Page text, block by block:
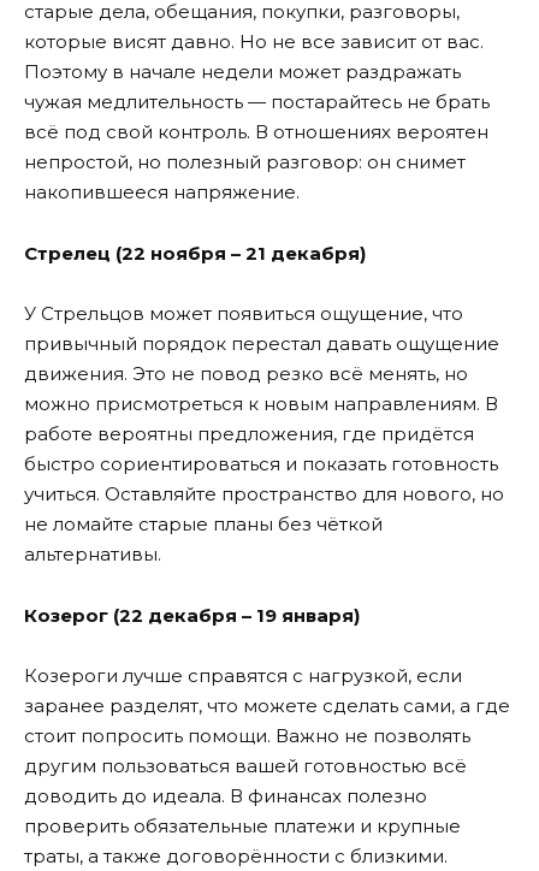
старые дела, обещания, покупки, разговоры,
которые висят давно. Но не все зависит от вас.
Поэтому в начале недели может раздражать
чужая медлительность — постарайтесь не брать
всё под свой контроль. В отношениях вероятен
непростой, но полезный разговор: он снимет
накопившееся напряжение.
Стрелец (22 ноября – 21 декабря)
У Стрельцов может появиться ощущение, что
привычный порядок перестал давать ощущение
движения. Это не повод резко всё менять, но
можно присмотреться к новым направлениям. В
работе вероятны предложения, где придётся
быстро сориентироваться и показать готовность
учиться. Оставляйте пространство для нового, но
не ломайте старые планы без чёткой
альтернативы.
Козерог (22 декабря – 19 января)
Козероги лучше справятся с нагрузкой, если
заранее разделят, что можете сделать сами, а где
стоит попросить помощи. Важно не позволять
другим пользоваться вашей готовностью всё
доводить до идеала. В финансах полезно
проверить обязательные платежи и крупные
траты, а также договорённости с близкими.